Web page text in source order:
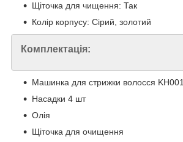
Щіточка для чищення: Так
Колір корпусу: Сірий, золотий
Комплектація:
Машинка для стрижки волосся KH001
Насадки 4 шт
Олія
Щіточка для очищення